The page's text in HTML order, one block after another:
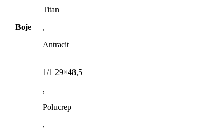
Boje
Titan
,
Antracit
1/1 29×48,5
,
Polucrep
,